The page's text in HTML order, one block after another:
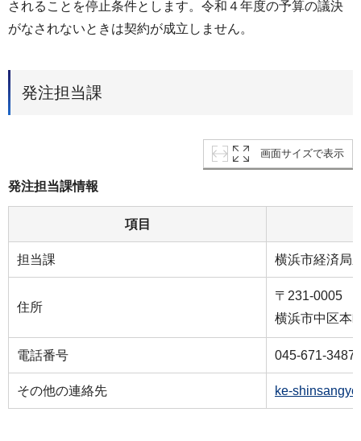
されることを停止条件とします。令和４年度の予算の議決
がなされないときは契約が成立しません。
発注担当課
画面サイズで表示
発注担当課情報
項目
担当課 横浜市経済局
住所
〒231-0005
横浜市中区本
電話番号 045-671-3487
その他の連絡先 ke-